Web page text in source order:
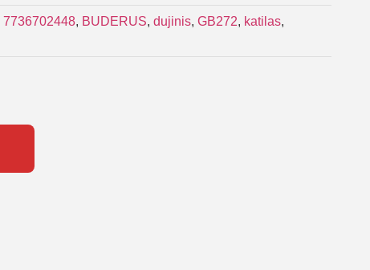
7736702448, BUDERUS, dujinis, GB272, katilas,